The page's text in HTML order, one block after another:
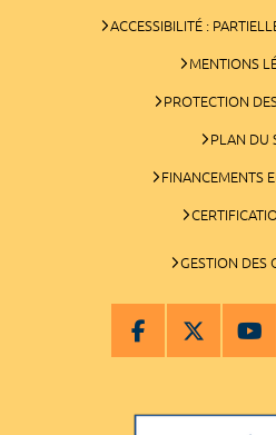
ACCESSIBILITÉ :
MENTIONS
PROTECTION
PLAN DU
FINANCEMENTS
GESTION DES